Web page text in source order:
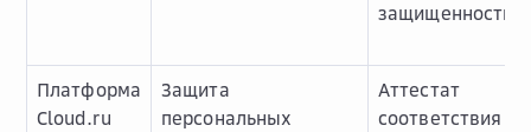
защищенности
Платформа
Cloud.ru
Защита
персональных
Аттестат
соответствия